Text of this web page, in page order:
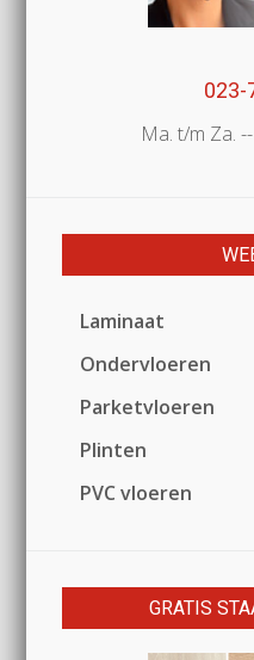
023-
Ma. t/m Za.
Laminaat
Ondervloeren
Parketvloeren
Plinten
PVC vloeren
GRATIS